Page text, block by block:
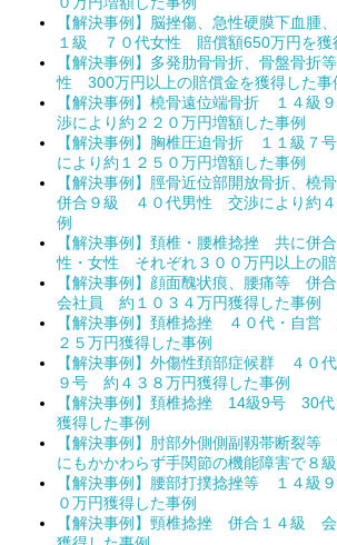
【解決事例】脳挫傷、急性硬膜下血腫
１級 ７０代女性 賠償額650万円を獲
【解決事例】多発肋骨骨折、骨盤骨折
性 300万円以上の賠償金を獲得した事
【解決事例】橈骨遠位端骨折 １４
渉により約２２０万円増額した事例
【解決事例】胸椎圧迫骨折 １１級
により約１２５０万円増額した事例
【解決事例】脛骨近位部開放骨折、橈
併合９級 ４０代男性 交渉により約４
例
【解決事例】頚椎・腰椎捻挫 共に併
性・女性 それぞれ３００万円以上の
【解決事例】顔面醜状痕、腰痛等 併
会社員 約１０３４万円獲得した事例
【解決事例】頚椎捻挫 ４０代・自
２５万円獲得した事例
【解決事例】外傷性頚部症候群 ４０
９号 約４３８万円獲得した事例
【解決事例】頚椎捻挫 14級9号 30
獲得した事例
【解決事例】肘部外側側副靱帯断裂
にもかかわらず手関節の機能障害で８
【解決事例】腰部打撲捻挫等 １４
０万円獲得した事例
【解決事例】頸椎捻挫 併合１４級